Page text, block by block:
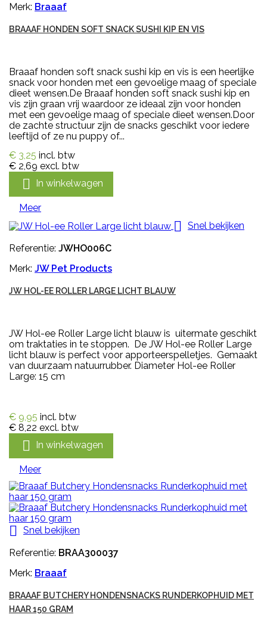
Merk: Braaaf
BRAAAF HONDEN SOFT SNACK SUSHI KIP EN VIS
Braaaf honden soft snack sushi kip en vis is een heerlijke
snack voor honden met een gevoelige maag of speciale
dieet wensen.De Braaaf honden soft snack sushi kip en
vis zijn graan vrij waardoor ze ideaal zijn voor honden
met een gevoelige maag of speciale dieet wensen.Door
de zachte structuur zijn de snacks geschikt voor iedere
leeftijd of ze nu puppy of...
€ 3,25 incl. btw
€ 2,69 excl. btw
 In winkelwagen
Meer
 Snel bekijken
Referentie: JWHO006C
Merk: JW Pet Products
JW HOL-EE ROLLER LARGE LICHT BLAUW
JW Hol-ee Roller Large licht blauw is uitermate geschikt
om traktaties in te stoppen. De JW Hol-ee Roller Large
licht blauw is perfect voor apporteerspelletjes. Gemaakt
van duurzaam natuurrubber. Diameter Hol-ee Roller
Large: 15 cm
€ 9,95 incl. btw
€ 8,22 excl. btw
 In winkelwagen
Meer
 Snel bekijken
Referentie: BRAA300037
Merk: Braaaf
BRAAAF BUTCHERY HONDENSNACKS RUNDERKOPHUID MET
HAAR 150 GRAM